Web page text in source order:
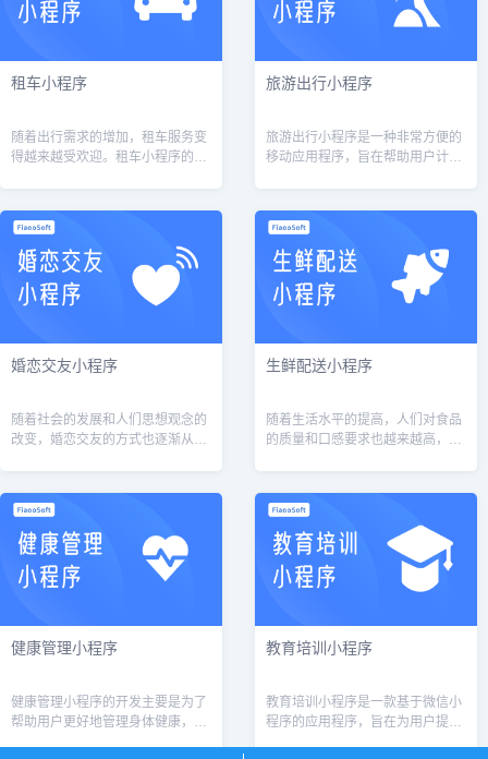
租车小程序
随着出行需求的增加，租车服务变
得越来越受欢迎。租车小程序的开
小程序的核...
旅游出行小程序
旅游出行小程序是一种非常方便的
移动应用程序，旨在帮助用户计划
等。此外，它还...
婚恋交友小程序
随着社会的发展和人们思想观念的
改变，婚恋交友的方式也逐渐从传
单身人士提...
生鲜配送小程序
随着生活水平的提高，人们对食品
的质量和口感要求也越来越高，越
的商业模式...
健康管理小程序
健康管理小程序的开发主要是为了
帮助用户更好地管理身体健康，提
教育培训小程序
教育培训小程序是一款基于微信小
程序的应用程序，旨在为用户提供